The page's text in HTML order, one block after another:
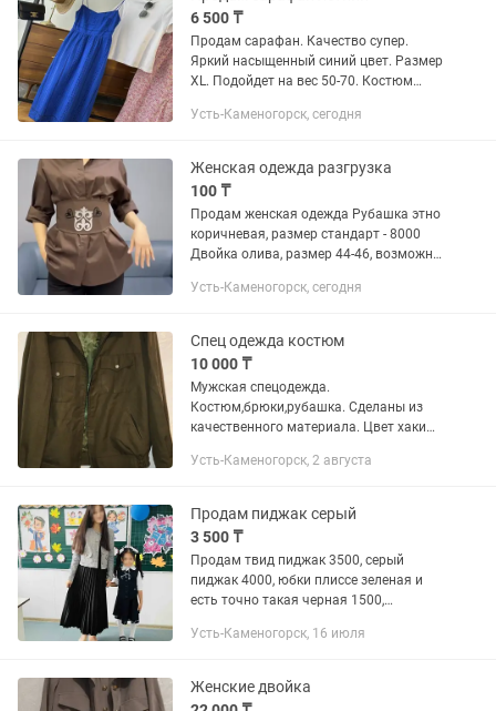
6 500 ₸
Продам сарафан. Качество супер.
Яркий насыщенный синий цвет. Размер
XL. Подойдет на вес 50-70. Костюм
Размер L. Цена 5400 так же много
Усть-Каменогорск, сегодня
Женская одежда разгрузка
100 ₸
Продам женская одежда Рубашка этно
коричневая, размер стандарт - 8000
Двойка олива, размер 44-46, возможно
стандарт 9000 Платье изумрудное 42-
Усть-Каменогорск, сегодня
Спец одежда костюм
10 000 ₸
Мужская спецодежда.
Костюм,брюки,рубашка. Сделаны из
качественного материала. Цвет хаки
отдельно за 4000тг.
Усть-Каменогорск, 2 августа
Продам пиджак серый
3 500 ₸
Продам твид пиджак 3500, серый
пиджак 4000, юбки плиссе зеленая и
есть точно такая черная 1500,
4000
Усть-Каменогорск, 16 июля
Женские двойка